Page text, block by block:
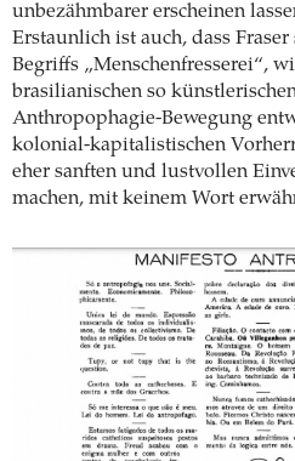
unbezähmbarer erscheinen
Erstaunlich ist auch, dass
Begriffs „Menschenfresserei“,
brasilianischen so
Anthropophagie-Bewegung
kolonial-kapitalistischen
eher sanften und lustvollen
machen, mit keinem Wort